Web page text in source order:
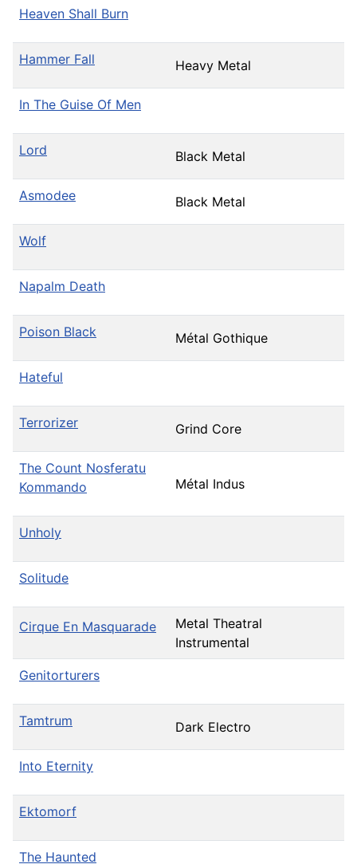
Heaven Shall Burn
Hammer Fall Heavy Metal
In The Guise Of Men
Lord Black Metal
Asmodee Black Metal
Wolf
Napalm Death
Poison Black Métal Gothique
Hateful
Terrorizer Grind Core
The Count Nosferatu
Kommando
Métal Indus
Unholy
Solitude
Cirque En Masquarade
Metal Theatral
Instrumental
Genitorturers
Tamtrum Dark Electro
Into Eternity
Ektomorf
The Haunted